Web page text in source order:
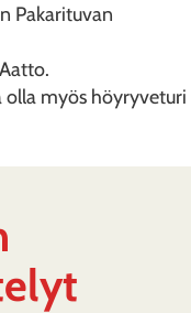
Pakarituvan
olla myös höyryveturi